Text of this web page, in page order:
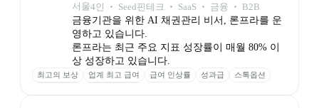
서울4인 ‧ Seed핀테크 ‧ SaaS ‧ 금융 ‧ B2B
금융기관을 위한 AI 채권관리 비서, 론프라를 운
영하고 있습니다.
론프라는 최근 주요 지표 성장률이 매월 80% 이
상 성장하고 있습니다.
최고의 보상 업계 최고 급여 급여 인상률 성과급
스톡옵션